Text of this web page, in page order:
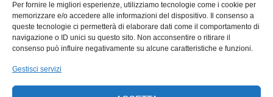
Per fornire le migliori esperienze, utilizziamo tecnologie come i cookie per
memorizzare e/o accedere alle informazioni del dispositivo. Il consenso a
queste tecnologie ci permetterà di elaborare dati come il comportamento di
navigazione o ID unici su questo sito. Non acconsentire o ritirare il
consenso può influire negativamente su alcune caratteristiche e funzioni.
Gestisci servizi